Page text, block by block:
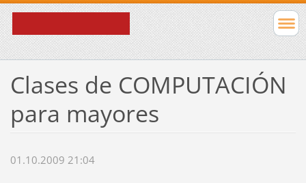
Clases de COMPUTACIÓN
para mayores
01.10.2009 21:04